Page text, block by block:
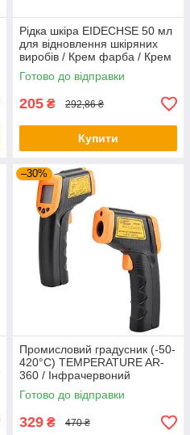
Рідка шкіра EIDECHSE 50 мл
для відновлення шкіряних
виробів / Крем фарба / Крем
для гладкої шкіри
Готово до відправки
205 ₴ 292,86 ₴
Купити
–30%
Промисловий градусник (-50-
420°C) TEMPERATURE AR-
360 / Інфрачервоний
термометр / Цифровий
градусник
Готово до відправки
329 ₴ 470 ₴